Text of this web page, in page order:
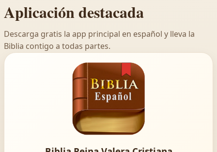
Aplicación destacada
Descarga gratis la app principal en español y lleva la
Biblia contigo a todas partes.